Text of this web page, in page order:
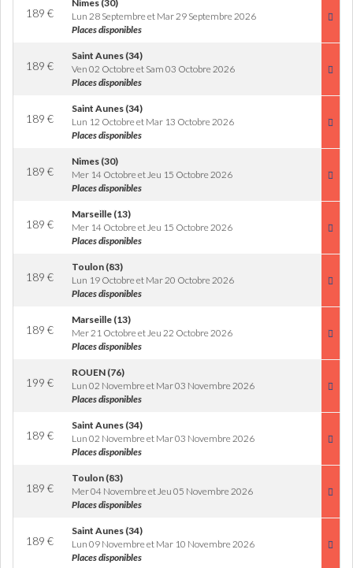
189 €
Nimes (30)
Lun 28 Septembre et Mar 29 Septembre 2026
Places disponibles
189 €
Saint Aunes (34)
Ven 02 Octobre et Sam 03 Octobre 2026
Places disponibles
189 €
Saint Aunes (34)
Lun 12 Octobre et Mar 13 Octobre 2026
Places disponibles
189 €
Nimes (30)
Mer 14 Octobre et Jeu 15 Octobre 2026
Places disponibles
189 €
Marseille (13)
Mer 14 Octobre et Jeu 15 Octobre 2026
Places disponibles
189 €
Toulon (83)
Lun 19 Octobre et Mar 20 Octobre 2026
Places disponibles
189 €
Marseille (13)
Mer 21 Octobre et Jeu 22 Octobre 2026
Places disponibles
199 €
ROUEN (76)
Lun 02 Novembre et Mar 03 Novembre 2026
Places disponibles
189 €
Saint Aunes (34)
Lun 02 Novembre et Mar 03 Novembre 2026
Places disponibles
189 €
Toulon (83)
Mer 04 Novembre et Jeu 05 Novembre 2026
Places disponibles
189 €
Saint Aunes (34)
Lun 09 Novembre et Mar 10 Novembre 2026
Places disponibles